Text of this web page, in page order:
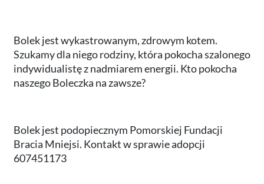
Bolek jest wykastrowanym, zdrowym kotem.
Szukamy dla niego rodziny, która pokocha szalonego
indywidualistę z nadmiarem energii. Kto pokocha
naszego Boleczka na zawsze?
Bolek jest podopiecznym Pomorskiej Fundacji
Bracia Mniejsi. Kontakt w sprawie adopcji
607451173